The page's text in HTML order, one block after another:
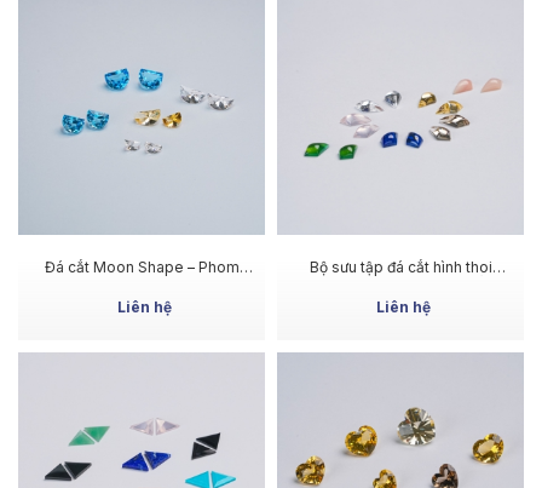
MUA NGAY
Đá cắt Moon Shape – Phom
nhiên của từng viên đá
Liên hệ
MUA NGAY
Bộ sưu tập đá cắt hình thoi
phù hợp nhiều thiết kế trang sức
Liên hệ